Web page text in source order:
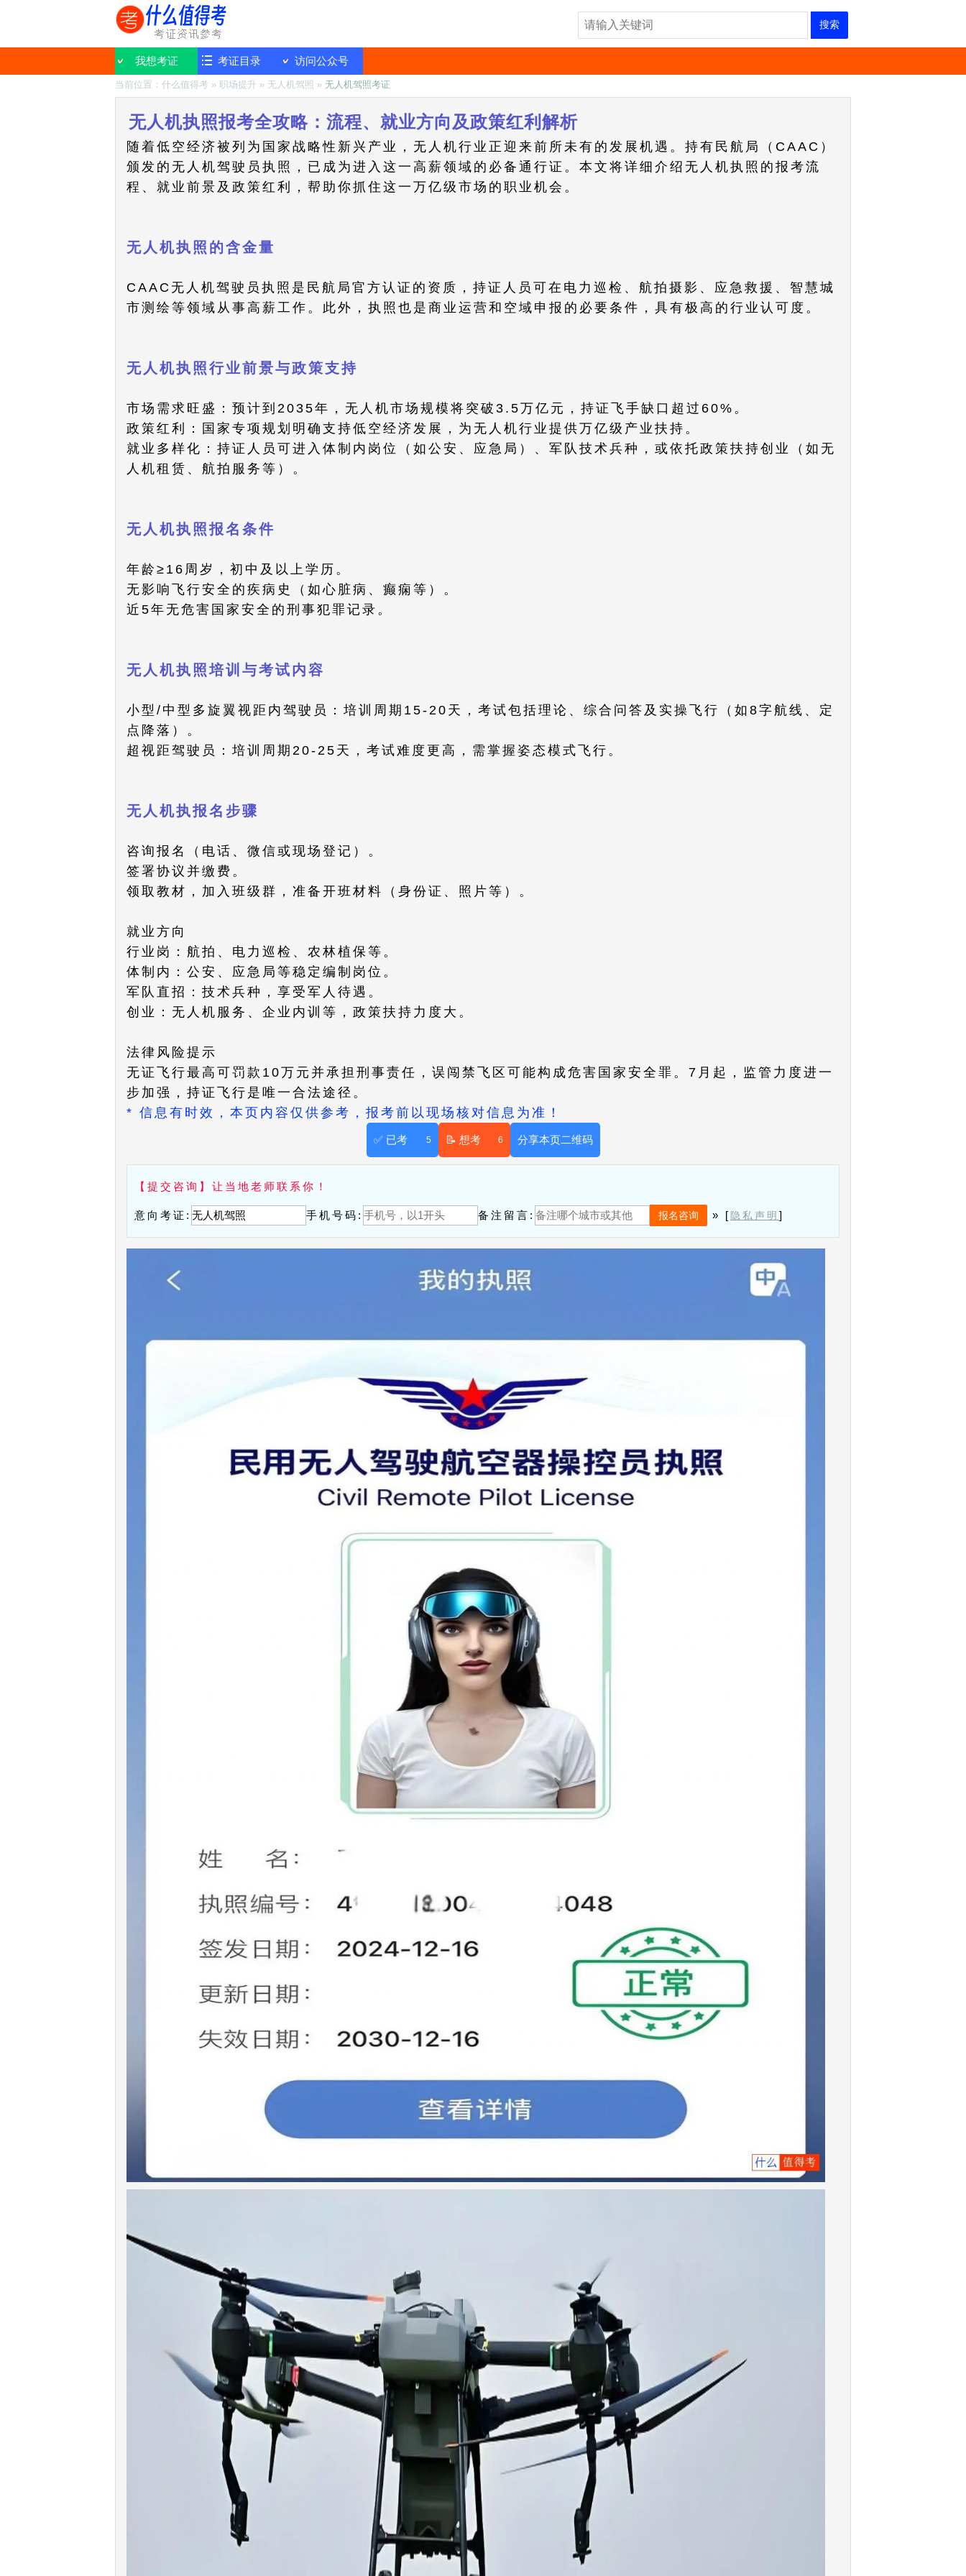
搜索
我想考证 考证目录 访问公众号
当前位置： 什么值得考 » 职场提升 » 无人机驾照 » 无人机驾照考证
无人机执照报考全攻略：流程、就业方向及政策红利解析
随着低空经济被列为国家战略性新兴产业，无人机行业正迎来前所未有的发展机遇。持有民航局（CAAC）
颁发的无人机驾驶员执照，已成为进入这一高薪领域的必备通行证。本文将详细介绍无人机执照的报考流
程、就业前景及政策红利，帮助你抓住这一万亿级市场的职业机会。
无人机执照的含金量​​
CAAC无人机驾驶员执照是民航局官方认证的资质，持证人员可在电力巡检、航拍摄影、应急救援、智慧城
市测绘等领域从事高薪工作。此外，执照也是商业运营和空域申报的必要条件，具有极高的行业认可度。
无人机执照行业前景与政策支持​​​​
​​市场需求旺盛​​：预计到2035年，无人机市场规模将突破3.5万亿元，持证飞手缺口超过60%。
​​政策红利​​：国家专项规划明确支持低空经济发展，为无人机行业提供万亿级产业扶持。
​​就业多样化​​：持证人员可进入体制内岗位（如公安、应急局）、军队技术兵种，或依托政策扶持创业（如无
人机租赁、航拍服务等）。
无人机执照报名条件​​
年龄≥16周岁，初中及以上学历。
无影响飞行安全的疾病史（如心脏病、癫痫等）。
近5年无危害国家安全的刑事犯罪记录。
无人机执照培训与考试内容​​​​
​​小型/中型多旋翼视距内驾驶员​​：培训周期15-20天，考试包括理论、综合问答及实操飞行（如8字航线、定
点降落）。
​​超视距驾驶员​​：培训周期20-25天，考试难度更高，需掌握姿态模式飞行。
无人机执​​报名步骤​​​
咨询报名（电话、微信或现场登记）。
签署协议并缴费。
领取教材，加入班级群，准备开班材料（身份证、照片等）。
就业方向​​
​​行业岗​​：航拍、电力巡检、农林植保等。
​​体制内​​：公安、应急局等稳定编制岗位。
​​军队直招​​：技术兵种，享受军人待遇。
​​创业​​：无人机服务、企业内训等，政策扶持力度大。
法律风险提示​​
无证飞行最高可罚款10万元并承担刑事责任，误闯禁飞区可能构成危害国家安全罪。7月起，监管力度进一
步加强，持证飞行是唯一合法途径。​​
* 信息有时效，本页内容仅供参考，报考前以现场核对信息为准！
5
✅ 已考 6
📝 想考 分享本页二维码
【提交咨询】让当地老师联系你！
意向考证: 手机号码: 备注留言: » [ 隐私声明 ]